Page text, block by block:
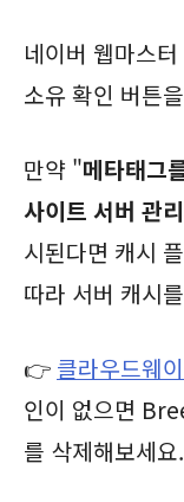
네이버 웹마스
소유 확인 버튼
만약 "메타태그
사이트 서버 관
시된다면 캐시
따라 서버 캐시
👉 클라우드웨
인이 없으면
를 삭제해보세요.